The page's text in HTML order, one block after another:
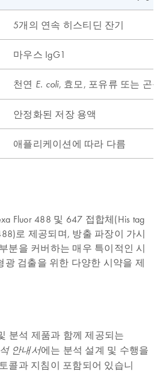
5개의 연속 히스티딘 잔기
마우스 IgG1
천연 E. coli, 효모, 포유류 또는 곤
안정화된 저장 용액
애플리케이션에 따라 다름
Fluor 488 및 647 접합체(His tag
로 제공되며, 방출 파장이 가시
분을 커버하는 매우 특이적인 시
광 검출을 위한 다양한 시약을 제
분석 제품과 함께 제공되는
안내서에는 분석 설계 및 수행을
콜과 지침이 포함되어 있습니